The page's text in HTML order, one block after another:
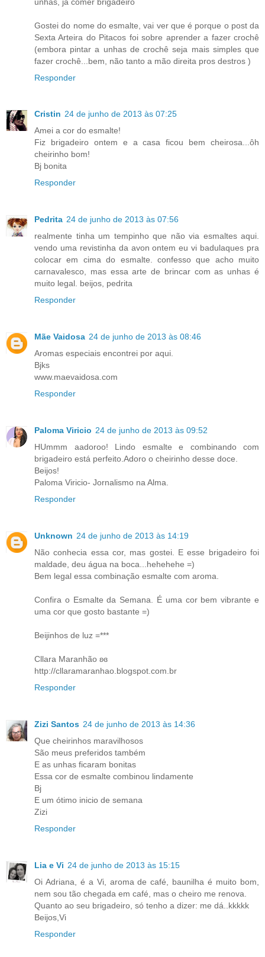
Gostei do nome do esmalte, vai ver que é porque o post da
Sexta Arteira do Pitacos foi sobre aprender a fazer crochê
(embora pintar a unhas de crochê seja mais simples que
fazer crochê...bem, não tanto a mão direita pros destros )
Responder
Cristin 24 de junho de 2013 às 07:25
Amei a cor do esmalte!
Fiz brigadeiro ontem e a casa ficou bem cheirosa...ôh
cheirinho bom!
Bj bonita
Responder
Pedrita 24 de junho de 2013 às 07:56
realmente tinha um tempinho que não via esmaltes aqui.
vendo uma revistinha da avon ontem eu vi badulaques pra
colocar em cima do esmalte. confesso que acho muito
carnavalesco, mas essa arte de brincar com as unhas é
muito legal. beijos, pedrita
Responder
Mãe Vaidosa 24 de junho de 2013 às 08:46
Aromas especiais encontrei por aqui.
Bjks
www.maevaidosa.com
Responder
Paloma Viricio 24 de junho de 2013 às 09:52
HUmmm aadoroo! Lindo esmalte e combinando com
brigadeiro está perfeito.Adoro o cheirinho desse doce.
Beijos!
Paloma Viricio- Jornalismo na Alma.
Responder
Unknown 24 de junho de 2013 às 14:19
Não conhecia essa cor, mas gostei. E esse brigadeiro foi
maldade, deu água na boca...hehehehe =)
Bem legal essa combinação esmalte com aroma.
Confira o Esmalte da Semana. É uma cor bem vibrante e
uma cor que gosto bastante =)
Beijinhos de luz =***
Cllara Maranhão ʚɞ
http://cllaramaranhao.blogspot.com.br
Responder
Zizi Santos 24 de junho de 2013 às 14:36
Que cheirinhos maravilhosos
São meus preferidos também
E as unhas ficaram bonitas
Essa cor de esmalte combinou lindamente
Bj
E um ótimo inicio de semana
Zizi
Responder
Lia e Vi 24 de junho de 2013 às 15:15
Oi Adriana, é a Vi, aroma de café, baunilha é muito bom,
nem sou tão chegada em café, mas o cheiro me renova.
Quanto ao seu brigadeiro, só tenho a dizer: me dá..kkkkk
Beijos,Vi
Responder